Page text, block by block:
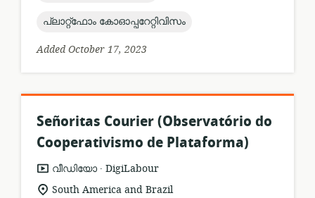
topic:
പ്ലാറ്റ്ഫോം കോഓപ്പറേറ്റിവിസം
Added October 17, 2023
Señoritas Courier (Observatório do
Cooperativismo de Plataforma)
resource
format:
വീഡിയോ .
publisher:
DigiLabour
location
South America and Brazil